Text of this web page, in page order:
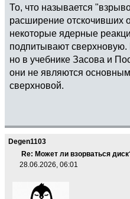
То, что называется
расширение отскочивших
некоторые ядерные
подпитывают
но в учебнике Засова и
они не являются
сверхновой.
Degen1103
Re: Может ли взорваться
28.06.2026, 06:01